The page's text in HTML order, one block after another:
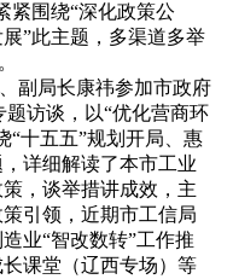
紧围绕“深化政策公
”此主题，多渠道多举
副局长康祎参加市政府
访谈，以“优化营商环
“十五五”规划开局、惠
详细解读了本市工业
，谈举措讲成效，主
引领，近期市工信局
业“智改数转”工作推
课堂（辽西专场）等